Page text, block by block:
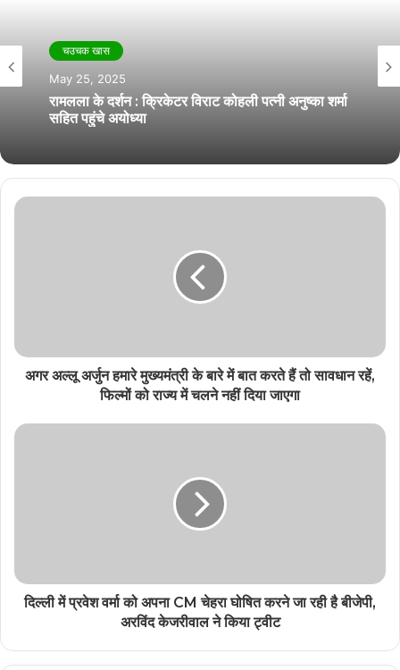
चउचक खास
May 25, 2025
रामलला के दर्शन : क्रिकेटर विराट कोहली पत्नी अनुष्का शर्मा
सहित पहुंचे अयोध्या
चउचक खास
May 21, 2025
कलाम: द मिसाइल मैन ऑफ इंडिया’ फिल्म की घोषणा
अगर अल्लू अर्जुन हमारे मुख्यमंत्री के बारे में बात करते हैं तो सावधान रहें,
फिल्मों को राज्य में चलने नहीं दिया जाएगा
दिल्ली में प्रवेश वर्मा को अपना CM चेहरा घोषित करने जा रही है बीजेपी,
अरविंद केजरीवाल ने किया ट्वीट